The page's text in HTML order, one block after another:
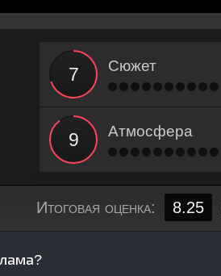
Сюжет
Атмосфера
Итоговая оценка: 8.25